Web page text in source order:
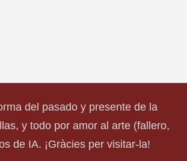
del pasado y presente de la
y todo por amor al arte (fallero,
de IA. ¡Gràcies per visitar-la!